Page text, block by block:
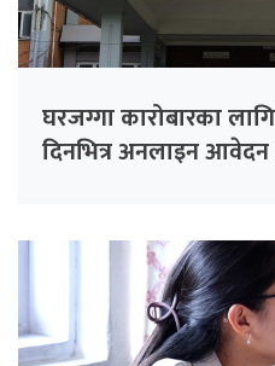
घरजग्गा कारोबारका
दिनभित्र अनलाइन